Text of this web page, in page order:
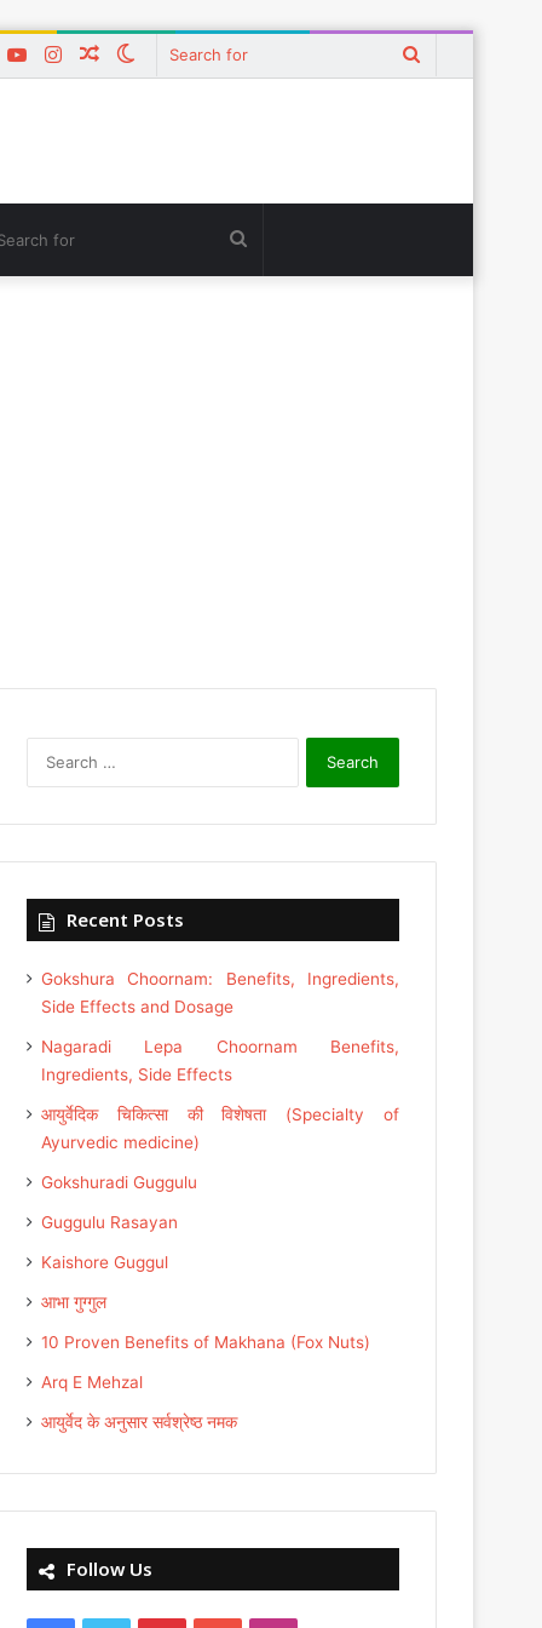
Search
Switch
Random
Instagram
YouTube
Search
Recent Posts
Gokshura Choornam: Benefits, Ingredients,
Side Effects and Dosage
Nagaradi Lepa Choornam Benefits,
Ingredients, Side Effects
आयुर्वेदिक चिकित्सा की विशेषता (Specialty of
Ayurvedic medicine)
Gokshuradi Guggulu
Guggulu Rasayan
Kaishore Guggul
आभा गुग्गुल
10 Proven Benefits of Makhana (Fox Nuts)
Arq E Mehzal
आयुर्वेद के अनुसार सर्वश्रेष्ठ नमक
Follow Us